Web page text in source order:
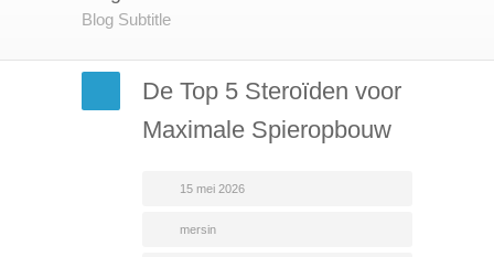
Blog Subtitle
De Top 5 Steroïden voor
Maximale Spieropbouw
15 mei 2026
mersin